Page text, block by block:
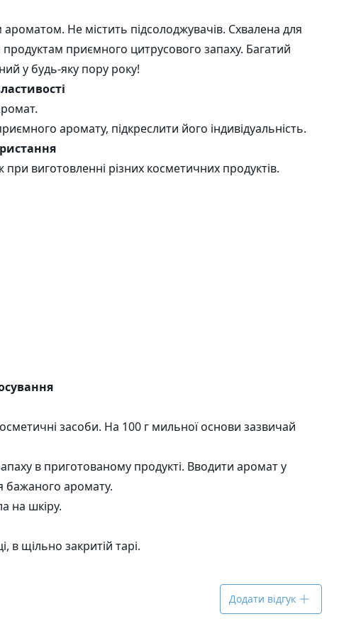
Не містить підсолоджувачів. Схвалена для
приємного цитрусового запаху. Багатий
у будь-яку пору року!
аромату, підкреслити його індивідуальність.
виготовленні різних косметичних продуктів.
засоби. На 100 г мильної основи зазвичай
в приготованому продукті. Вводити аромат у
бажаного аромату.
на шкіру.
в щільно закритій тарі.
Додати відгук